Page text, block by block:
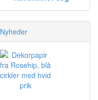
Nyheder